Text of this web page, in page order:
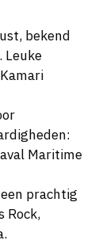
Leuke
Maritime
Rock,
om